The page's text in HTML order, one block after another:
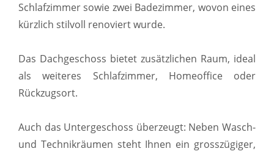
Schlafzimmer sowie zwei Badezimmer, wovon eines
kürzlich stilvoll renoviert wurde.
Das Dachgeschoss bietet zusätzlichen Raum, ideal
als weiteres Schlafzimmer, Homeoffice oder
Rückzugsort.
Auch das Untergeschoss überzeugt: Neben Wasch-
und Technikräumen steht Ihnen ein grosszügiger,